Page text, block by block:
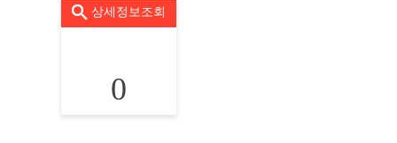
상세정보조회
0